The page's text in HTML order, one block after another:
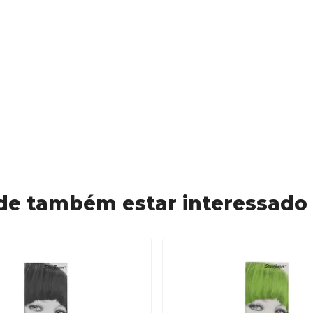
também estar interessado